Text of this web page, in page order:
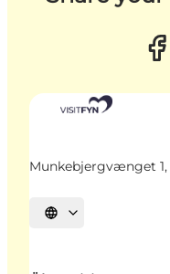
Munkebjergvænget 1,
Sprache auswählen